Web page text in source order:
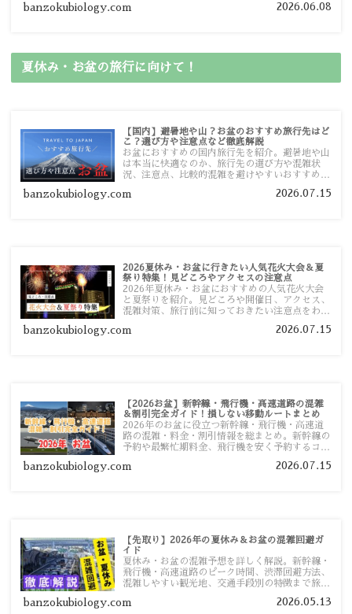
ガイドマップからスムーズに見つけていただけま
banzokubiology.com 2026.06.08
夏休み・お盆の旅行に向けて！
【国内】避暑地や山？お盆のおすすめ旅行先はど
こ？選び方や注意点など徹底解説
お盆におすすめの国内旅行先を紹介。避暑地や山
は本当に快適なのか、旅行先の選び方や混雑状
況、注意点、比較的混雑を避けやすいおすすめス
す。
banzokubiology.com 2026.07.15
2026夏休み・お盆に行きたい人気花火大会＆夏
祭り特集！見どころやアクセスの注意点
2026年夏休み・お盆におすすめの人気花火大会
と夏祭りを紹介。見どころや開催日、アクセス、
混雑対策、旅行前に知っておきたい注意点をわか
banzokubiology.com 2026.07.15
【2026お盆】新幹線・飛行機・高速道路の混雑
＆割引完全ガイド！損しない移動ルートまとめ
2026年のお盆に役立つ新幹線・飛行機・高速道
路の混雑・料金・割引情報を総まとめ。新幹線の
予約や最繁忙期料金、飛行機を安く予約するコ
い移動方法を分かりやすく解説します。
banzokubiology.com 2026.07.15
【先取り】2026年の夏休み＆お盆の混雑回避ガ
イド
夏休み・お盆の混雑予想を詳しく解説。新幹線・
飛行機・高速道路のピーク時間、渋滞回避方法、
混雑しやすい観光地、交通手段別の特徴まで旅行
banzokubiology.com 2026.05.13